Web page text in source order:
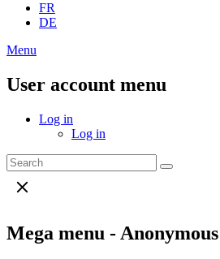
FR
DE
Menu
User account menu
Log in
Log in
Mega menu - Anonymous